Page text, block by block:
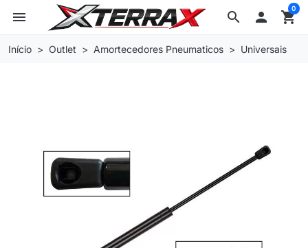
search
menu  shopping_cart
0
Início Outlet Amortecedores Pneumaticos Universais